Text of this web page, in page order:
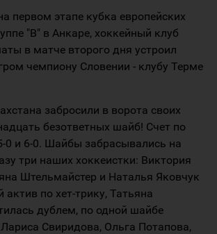
первом этапе кубка европейских
"В" в Анкаре, хоккейный клуб
в матче второго дня устроил
чемпиону Словении - клубу Терме
забросили в ворота своих
безответных шайб! Счет по
0 и 6-0. Шайбы забрасывались на
три наших хоккеистки: Виктория
Штельмайстер и Наталья Яковчук
актив по хет-трику, Татьяна
дублем, по одной шайбе
Свиридова, Ольга Потапова,